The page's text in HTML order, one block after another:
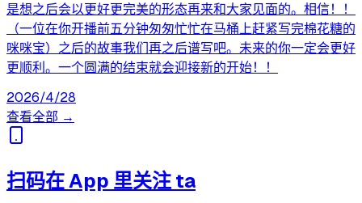
是想之后会以更好更完美的形态再来和大家见面的。相信！！
（一位在你开播前五分钟匆匆忙忙在马桶上赶紧写完棉花糖的
咪咪宝）之后的故事我们再之后谱写吧。未来的你一定会更好
更顺利。一个圆满的结束就会迎接新的开始！！
2026/4/28
查看全部 →
扫码在 App 里关注 ta